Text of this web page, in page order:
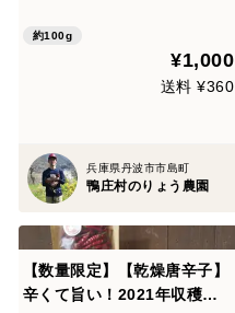
約100g
¥1,000
送料 ¥360
兵庫県丹波市市島町
鴨庄村のりょう農園
【数量限定】【乾燥唐辛子】
辛くて旨い！2021年収穫 1